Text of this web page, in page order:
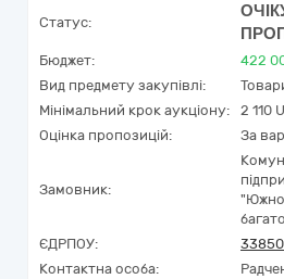
Статус:
Бюджет: 422
Вид предмету закупівлі:
Мінімальний крок аукціону:
2 110
Оцінка пропозицій:
За
Замовник:
ЄДРПОУ:
Контактна особа: